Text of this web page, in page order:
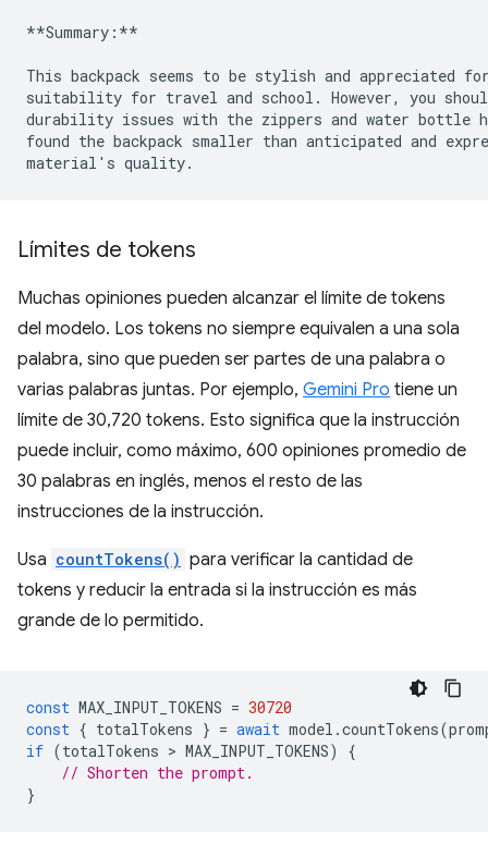
**Summary:**
This backpack seems to be stylish and appreciated
suitability for travel and school. However, you
durability issues with the zippers and water bottle
found the backpack smaller than anticipated and
Límites de tokens
Muchas opiniones pueden alcanzar el límite de tokens
del modelo. Los tokens no siempre equivalen a una sola
palabra, sino que pueden ser partes de una palabra o
varias palabras juntas. Por ejemplo, Gemini Pro tiene un
límite de 30,720 tokens. Esto significa que la instrucción
puede incluir, como máximo, 600 opiniones promedio de
30 palabras en inglés, menos el resto de las
instrucciones de la instrucción.
Usa countTokens() para verificar la cantidad de
tokens y reducir la entrada si la instrucción es más
grande de lo permitido.
const MAX_INPUT_TOKENS = 30720
const { totalTokens } = await model .countTokens(
if (totalTokens > MAX_INPUT_TOKENS)
{
// Shorten the prompt.
}